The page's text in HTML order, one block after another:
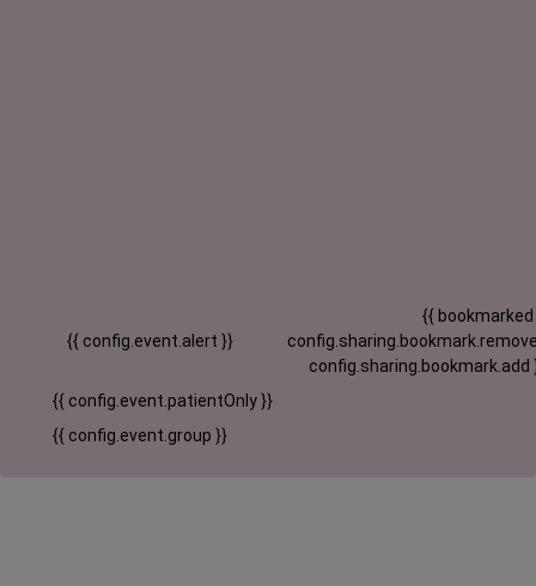
{{ config.event.alert }}
{{ bookmarked
config.sharing.bookmark.add
{{ config.event.patientOnly }}
{{ config.event.group }}